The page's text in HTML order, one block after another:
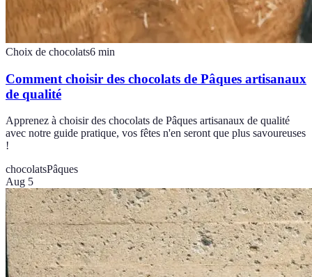
Choix de chocolats6 min
Comment choisir des chocolats de Pâques artisanaux
de qualité
Apprenez à choisir des chocolats de Pâques artisanaux de qualité
avec notre guide pratique, vos fêtes n'en seront que plus savoureuses
!
chocolatsPâques
Aug 5